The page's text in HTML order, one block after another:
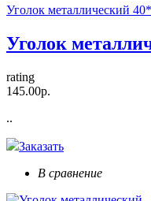
Уголок металлический
Уголок
rating
145.00р.
..
Заказать
В сравнение